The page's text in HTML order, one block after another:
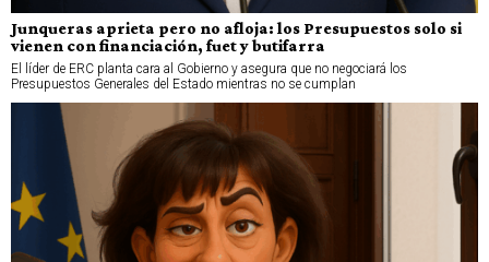
Junqueras aprieta pero no afloja: los Presupuestos solo si
vienen con financiación, fuet y butifarra
El líder de ERC planta cara al Gobierno y asegura que no negociará los
Presupuestos Generales del Estado mientras no se cumplan